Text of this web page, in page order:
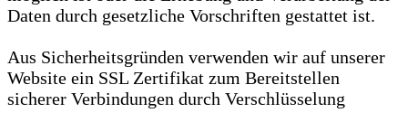
Daten durch gesetzliche Vorschriften gestattet ist.
Aus Sicherheitsgründen verwenden wir auf unserer
Website ein SSL Zertifikat zum Bereitstellen
sicherer Verbindungen durch Verschlüsselung